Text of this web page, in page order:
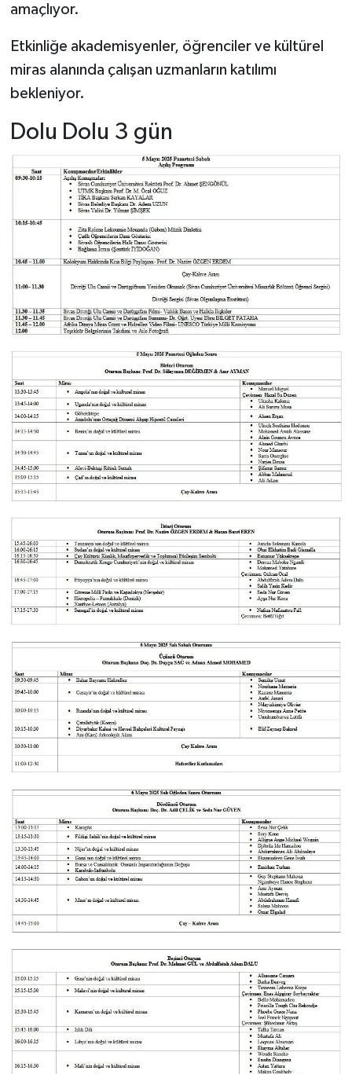
amaçlıyor.
Etkinliğe akademisyenler, öğrenciler ve kültürel
miras alanında çalışan uzmanların katılımı
bekleniyor.
Dolu Dolu 3 gün